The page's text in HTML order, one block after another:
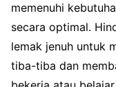
memenuhi
secara optimal.
lemak jenuh untuk
tiba-tiba dan